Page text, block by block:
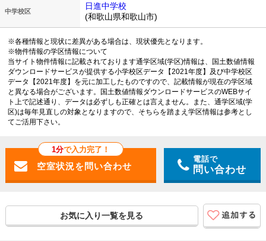
中学校区
日進中学校
(和歌山県和歌山市)
※各種情報と現状に差異がある場合は、現状優先となります。
※物件情報の学区情報について
当サイト物件情報に記載されております通学区域(学区)情報は、国土数値情報
ダウンロードサービスが提供する小学校区データ【2021年度】及び中学校区
データ【2021年度】を元に加工したものですので、記載情報が現在の学区域
と異なる場合がございます。国土数値情報ダウンロードサービスのWEBサイ
ト上で記述通り、データは必ずしも正確とは言えません。また、通学区域(学
区)は毎年見直しの対象となりますので、そちらを踏まえ学区情報は参考とし
てご活用下さい。
1分で入力完了！
電話で
問い合わせ
お気に入り一覧を見る